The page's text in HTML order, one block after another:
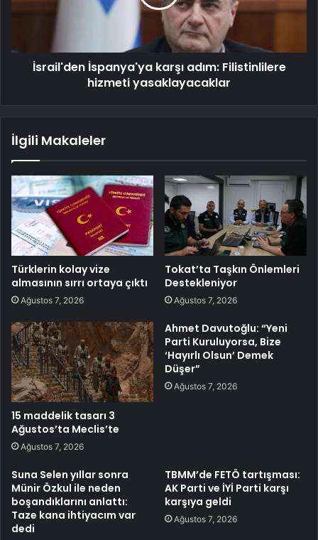
İsrail'den İspanya'ya karşı adım: Filistinlilere
hizmeti yasaklayacaklar
İlgili Makaleler
Türklerin kolay vize
almasının sırrı ortaya çıktı
Ağustos 7, 2026
Tokat’ta Taşkın Önlemleri
Destekleniyor
Ağustos 7, 2026
15 maddelik tasarı 3
Ağustos’ta Meclis’te
Ağustos 7, 2026
Ahmet Davutoğlu: “Yeni
Parti Kuruluyorsa, Bize
‘Hayırlı Olsun’ Demek
Düşer”
Ağustos 7, 2026
Suna Selen yıllar sonra
Münir Özkul ile neden
boşandıklarını anlattı:
Taze kana ihtiyacım var
dedi
TBMM’de FETÖ tartışması:
AK Parti ve İYİ Parti karşı
karşıya geldi
Ağustos 7, 2026